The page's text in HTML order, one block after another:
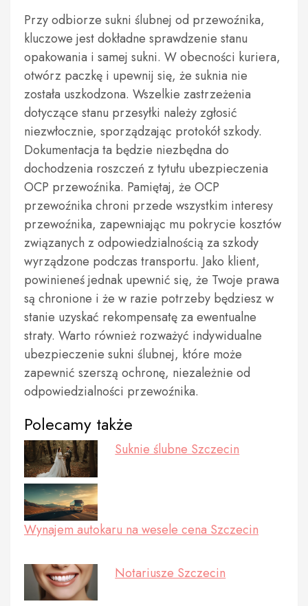
Przy odbiorze sukni ślubnej od przewoźnika,
kluczowe jest dokładne sprawdzenie stanu
opakowania i samej sukni. W obecności kuriera,
otwórz paczkę i upewnij się, że suknia nie
została uszkodzona. Wszelkie zastrzeżenia
dotyczące stanu przesyłki należy zgłosić
niezwłocznie, sporządzając protokół szkody.
Dokumentacja ta będzie niezbędna do
dochodzenia roszczeń z tytułu ubezpieczenia
OCP przewoźnika. Pamiętaj, że OCP
przewoźnika chroni przede wszystkim interesy
przewoźnika, zapewniając mu pokrycie kosztów
związanych z odpowiedzialnością za szkody
wyrządzone podczas transportu. Jako klient,
powinieneś jednak upewnić się, że Twoje prawa
są chronione i że w razie potrzeby będziesz w
stanie uzyskać rekompensatę za ewentualne
straty. Warto również rozważyć indywidualne
ubezpieczenie sukni ślubnej, które może
zapewnić szerszą ochronę, niezależnie od
odpowiedzialności przewoźnika.
Polecamy także
Suknie ślubne Szczecin
Wynajem autokaru na wesele cena Szczecin
Notariusze Szczecin